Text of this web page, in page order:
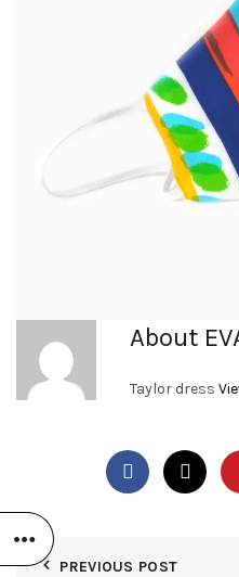
About
Taylor dress
PREVIOUS POST